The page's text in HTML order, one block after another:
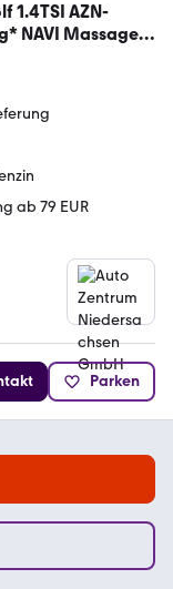
1.4TSI AZN-
NAVI Massage
ab 79 EUR
Parken